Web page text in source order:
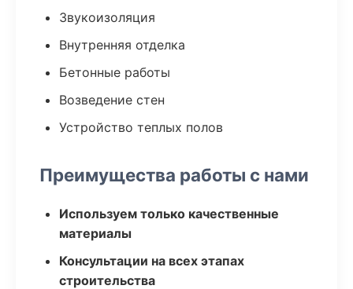
Звукоизоляция
Внутренняя отделка
Бетонные работы
Возведение стен
Устройство теплых полов
Преимущества работы с нами
Используем только качественные
материалы
Консультации на всех этапах
строительства